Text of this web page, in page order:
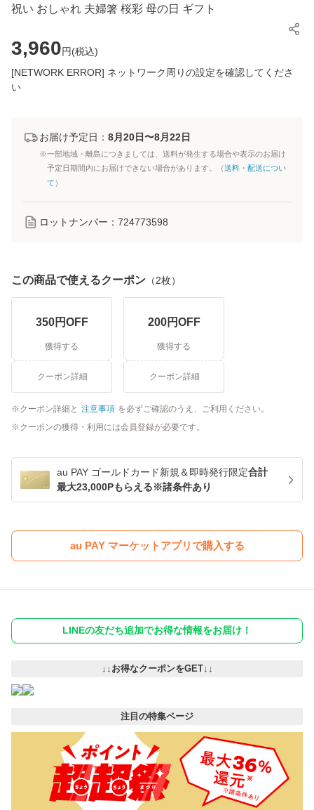
祝い おしゃれ 夫婦箸 桜彩 母の日 ギフト
3,960円(税込)
[NETWORK ERROR] ネットワーク周りの設定を確認してくださ
い
お届け予定日： 8月20日〜8月22日
※一部地域・離島につきましては、送料が発生する場合や表示のお届け
予定日期間内にお届けできない場合があります。（送料・配送につい
て ）
ロットナンバー： 724773598
この商品で使えるクーポン （2枚）
350円OFF
獲得する
クーポン詳細
200円OFF
獲得する
クーポン詳細
クーポン詳細と 注意事項 を必ずご確認のうえ、ご利用ください。
クーポンの獲得・利用には会員登録が必要です。
au PAY ゴールドカード新規＆即時発行限定合計
最大23,000Pもらえる※諸条件あり
au PAY マーケットアプリで購入する
LINEの友だち追加でお得な情報をお届け！
↓↓お得なクーポンをGET↓↓
注目の特集ページ